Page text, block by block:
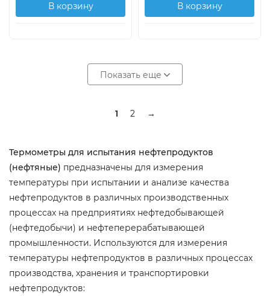
В корзину В корзину
Показать еще
1 2 →
Термометры для испытания нефтепродуктов
(нефтяные) предназначены для измерения
температуры при испытании и анализе качества
нефтепродуктов в различных производственных
процессах на предприятиях нефтедобывающей
(нефтедобычи) и нефтеперерабатывающей
промышленности. Используются для измерения
температуры нефтепродуктов в различных процессах
производства, хранения и транспортировки
нефтепродуктов: